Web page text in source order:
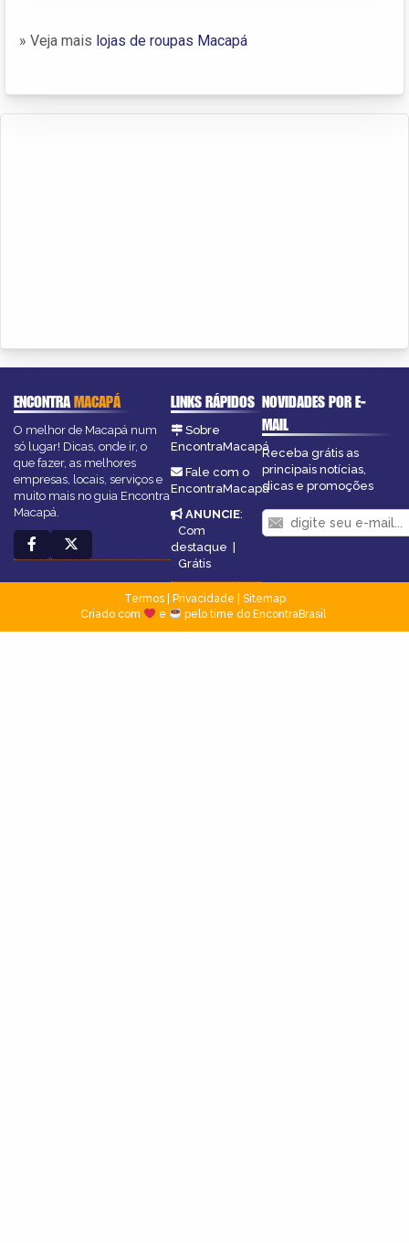
» Veja mais lojas de roupas Macapá
ENCONTRAMACAPÁ
O melhor de Macapá num
só lugar! Dicas, onde ir, o
que fazer, as melhores
empresas, locais, serviços e
muito mais no guia Encontra
Macapá.
LINKS RÁPIDOS
Sobre
EncontraMacapá
Fale com o
EncontraMacapá
ANUNCIE:
Com
destaque |
Grátis
NOVIDADES POR E-
MAIL
Receba grátis as
principais notícias,
dicas e promoções
Termos| Privacidade
Sitemap
Criado com
e pelo time do EncontraBrasil